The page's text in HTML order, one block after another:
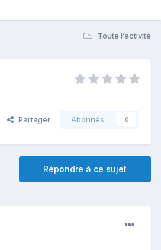
Toute l’activité
Partager Abonnés 0
Répondre à ce sujet